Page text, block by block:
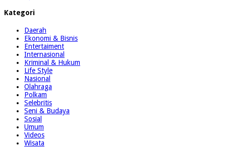
Kategori
Daerah
Ekonomi & Bisnis
Entertaiment
Internasional
Kriminal & Hukum
Life Style
Nasional
Olahraga
Polkam
Selebritis
Seni & Budaya
Sosial
Umum
Videos
Wisata